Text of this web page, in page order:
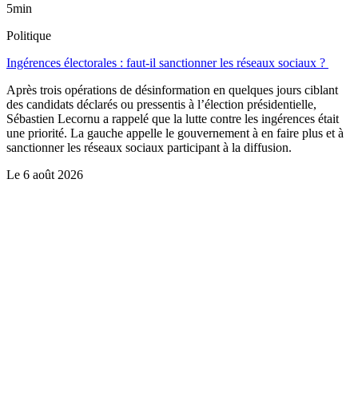
5min
Politique
Ingérences électorales : faut-il sanctionner les réseaux sociaux ?
Après trois opérations de désinformation en quelques jours ciblant
des candidats déclarés ou pressentis à l’élection présidentielle,
Sébastien Lecornu a rappelé que la lutte contre les ingérences était
une priorité. La gauche appelle le gouvernement à en faire plus et à
sanctionner les réseaux sociaux participant à la diffusion.
Le 6 août 2026